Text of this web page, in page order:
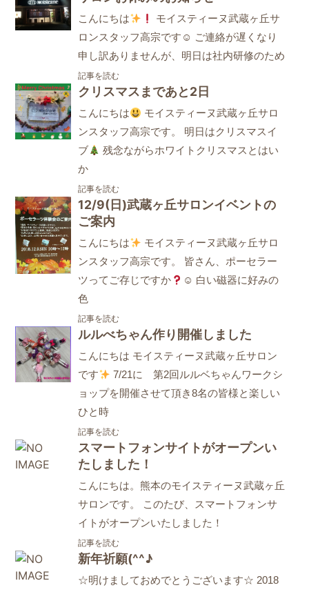
こんにちは
モイスティーヌ武蔵ヶ丘サ
ロンスタッフ高宗です☺ ご連絡が遅くなり
申し訳ありませんが、明日は社内研修のため
記事を読む
クリスマスまであと2日
こんにちは
モイスティーヌ武蔵ヶ丘サロ
ンスタッフ高宗です。 明日はクリスマスイ
ブ
残念ながらホワイトクリスマスとはい
か
記事を読む
12/9(日)武蔵ヶ丘サロンイベントの
ご案内
こんにちは
モイスティーヌ武蔵ヶ丘サロ
ンスタッフ高宗です。 皆さん、ポーセラー
ツってご存じですか
☺ 白い磁器に好みの
色
記事を読む
ルルべちゃん作り開催しました
こんにちは モイスティーヌ武蔵ヶ丘サロン
です
7/21に 第2回ルルベちゃんワークシ
ョップを開催させて頂き8名の皆様と楽しい
ひと時
記事を読む
スマートフォンサイトがオープンい
たしました！
こんにちは。熊本のモイスティーヌ武蔵ヶ丘
サロンです。 このたび、スマートフォンサ
イトがオープンいたしました！
記事を読む
新年祈願(^^♪
☆明けましておめでとうございます☆ 2018